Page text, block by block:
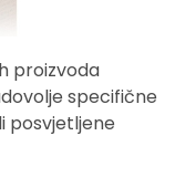
proizvoda
specifične
posvjetljene